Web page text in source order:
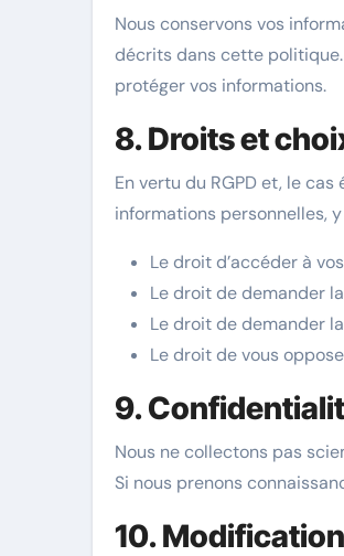
Nous conservons vos
décrits dans cette
protéger vos informations.
8. Droits et
En vertu du RGPD et, le
informations personnelles,
Le droit d’accéder à
Le droit de demander
Le droit de demander
Le droit de vous
9.
Nous ne collectons pas
Si nous prenons
10.